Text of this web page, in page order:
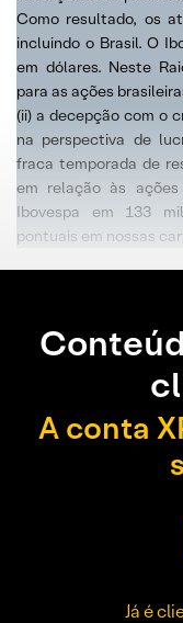
Como resultado, os
incluindo o Brasil. O
em dólares. Neste
para as ações
(ii) a decepção com o
na perspectiva de
fraca temporada de
em relação às
Ibovespa em 133
pontuais em nossas
A conta
Já é